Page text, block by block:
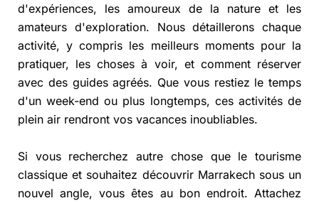
d'expériences, les amoureux de la nature et les
amateurs d'exploration. Nous détaillerons chaque
activité, y compris les meilleurs moments pour la
pratiquer, les choses à voir, et comment réserver
avec des guides agréés. Que vous restiez le temps
d'un week-end ou plus longtemps, ces activités de
plein air rendront vos vacances inoubliables.
Si vous recherchez autre chose que le tourisme
classique et souhaitez découvrir Marrakech sous un
nouvel angle, vous êtes au bon endroit. Attachez